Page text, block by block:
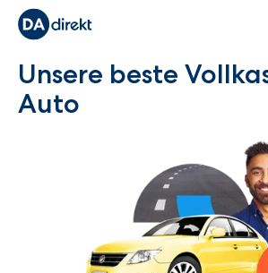
Unsere beste
Auto